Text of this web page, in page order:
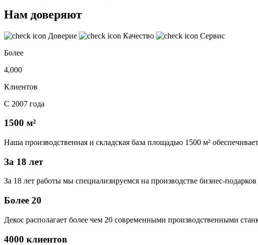
Нам доверяют
Доверие Качество
Сервис
Более
4,000
Клиентов
С 2007 года
1500 м²
Наша производственная и складская база площадью 1500 м²
За 18 лет
За 18 лет работы мы специализируемся на производстве бизнес-
Более 20
Декос располагает более чем 20 современными производственными
4000 клиентов